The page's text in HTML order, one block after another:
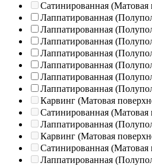
Сатинированная
Лаппатированная
Лаппатированная
Лаппатированная
Лаппатированная
Лаппатированная
Лаппатированная
Лаппатированная
Карвинг (Матовая
Сатинированная
Лаппатированная
Карвинг (Матовая
Сатинированная
Лаппатированная